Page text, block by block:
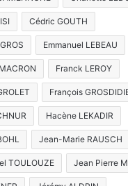
Cédric GOUTH
Emmanuel LEBEAU
Franck LEROY
François
Hacène LEKADIR
Jean-Marie RAUSCH
TOULOUZE Jean Pierre